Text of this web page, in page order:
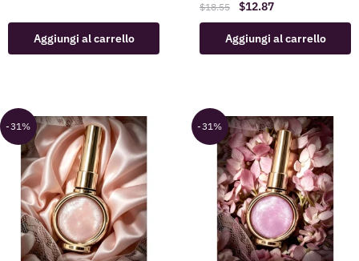
Aggiungi al carrello
$18.55 $12.87
Aggiungi al carrello
-31% -31%